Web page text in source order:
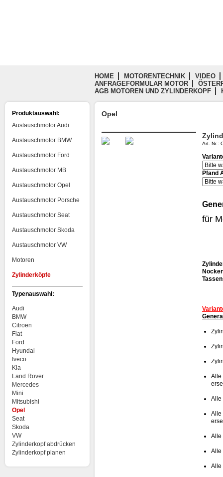
HOME MOTORENTECHNIK
VIDEO
ANFRAGEFORMULAR MOTOR
AGB MOTOREN UND ZYLINDERKOPF
Produktauswahl:
Austauschmotor Audi
Austauschmotor BMW
Austauschmotor Ford
Austauschmotor MB
Austauschmotor Opel
Austauschmotor Porsche
Austauschmotor Seat
Austauschmotor Skoda
Austauschmotor VW
Motoren
Zylinderköpfe
Typenauswahl:
Audi
BMW
Citroen
Fiat
Ford
Hyundai
Iveco
Kia
Land Rover
Mercedes
Mini
Mitsubishi
Opel
Seat
Skoda
VW
Zylinderkopf abdrücken
Zylinderkopf planen
Opel
Art. Nr.:
Pfand
für
Alle
Alle
Alle
Alle
Alle
Alle